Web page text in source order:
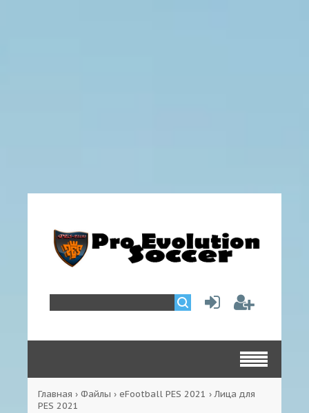
Главная › Файлы › eFootball PES 2021 ›Лица для
PES 2021